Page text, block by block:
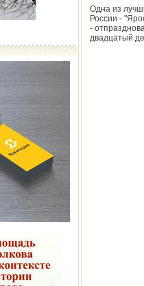
Одна из
России -
-
двадцатый